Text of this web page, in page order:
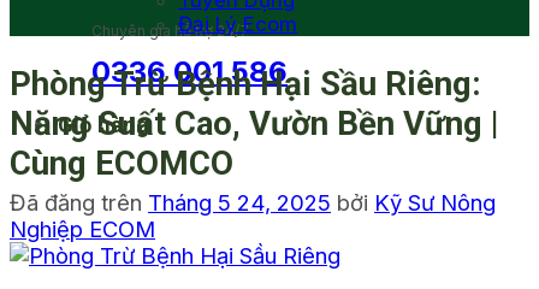
Chuyên gia hỗ trợ 24/7
0336 001 586
Giỏ hàng
Đại Lý Ecom
Phòng Trừ Bệnh Hại Sầu Riêng:
Năng Suất Cao, Vườn Bền Vững |
Cùng ECOMCO
Đã đăng trên Tháng 5 24, 2025 bởi Kỹ Sư Nông
Nghiệp ECOM